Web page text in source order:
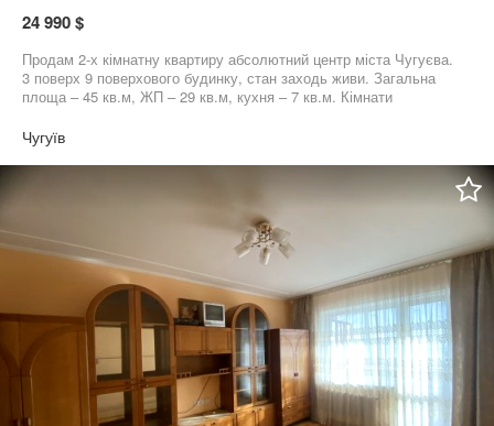
24 990 $
Продам 2-х кімнатну квартиру абсолютний центр міста Чугуєва.
3 поверх 9 поверхового будинку, стан заходь живи. Загальна
площа – 45 кв.м, ЖП – 29 кв.м, кухня – 7 кв.м. Кімнати
лічильники газ, вода, світло. Дитячий майданчик у дворі. Все
поряд: ринок, супермаркети, автовокзал, школа, дитсадок, банк.
Чугуїв